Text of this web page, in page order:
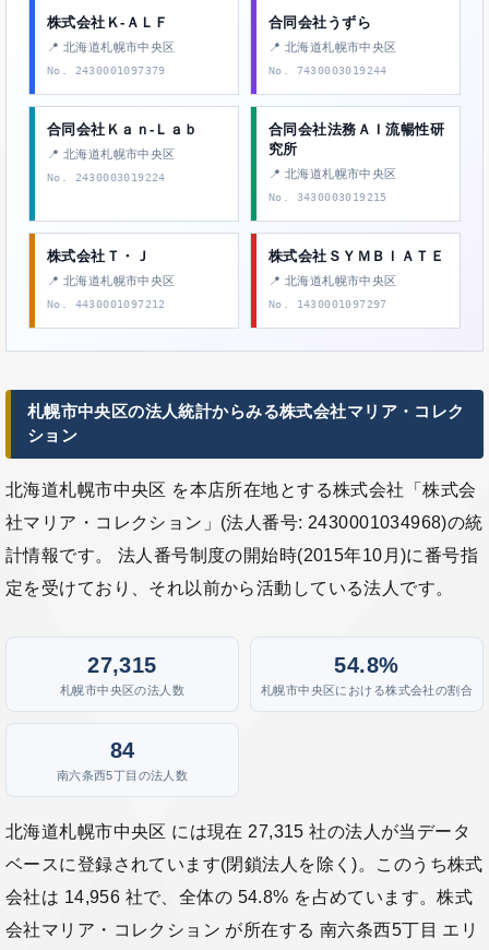
株式会社Ｋ‐ＡＬＦ
📍 北海道札幌市中央区
No. 2430001097379
合同会社うずら
📍 北海道札幌市中央区
No. 7430003019244
合同会社Ｋａｎ‐Ｌａｂ
📍 北海道札幌市中央区
No. 2430003019224
合同会社法務ＡＩ流暢性研
究所
📍 北海道札幌市中央区
No. 3430003019215
株式会社Ｔ・Ｊ
📍 北海道札幌市中央区
No. 4430001097212
株式会社ＳＹＭＢＩＡＴＥ
📍 北海道札幌市中央区
No. 1430001097297
札幌市中央区の法人統計からみる株式会社マリア・コレク
ション
北海道札幌市中央区 を本店所在地とする株式会社「株式会
社マリア・コレクション」(法人番号: 2430001034968)の統
計情報です。 法人番号制度の開始時(2015年10月)に番号指
定を受けており、それ以前から活動している法人です。
27,315
札幌市中央区の法人数
54.8%
札幌市中央区における株式会社の割合
84
南六条西5丁目の法人数
北海道札幌市中央区 には現在 27,315 社の法人が当データ
ベースに登録されています(閉鎖法人を除く)。このうち株式
会社は 14,956 社で、全体の 54.8% を占めています。株式
会社マリア・コレクション が所在する 南六条西5丁目 エリ